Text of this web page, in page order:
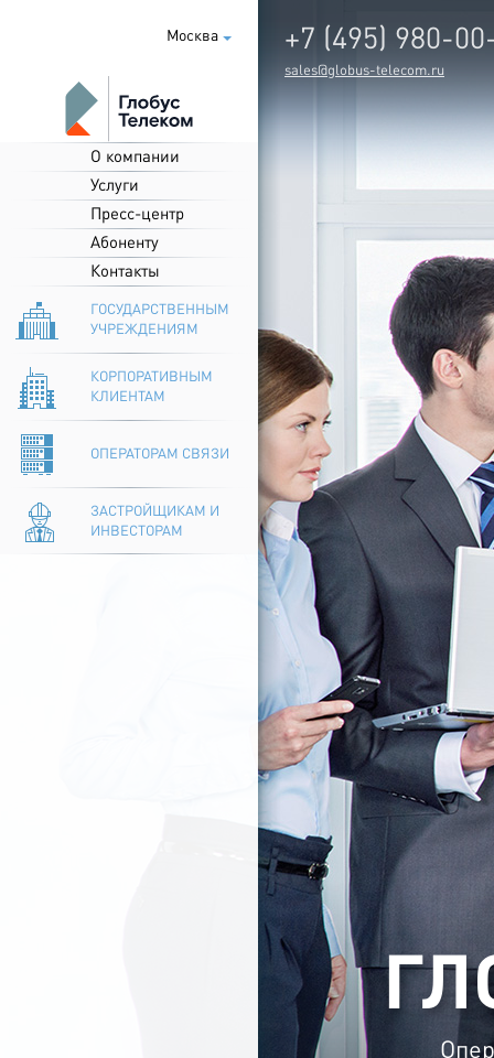
+7 (495) 980-
sales@globus-telecom.ru
Москва
О компании
Услуги
Пресс-центр
Абоненту
Контакты
ГОСУДАРСТВЕННЫМ
УЧРЕЖДЕНИЯМ
КОРПОРАТИВНЫМ
КЛИЕНТАМ
ОПЕРАТОРАМ СВЯЗИ
ЗАСТРОЙЩИКАМ И
ИНВЕСТОРАМ